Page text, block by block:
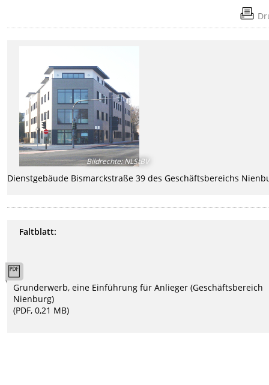
Bildrechte:NLStBV
Dienstgebäude Bismarckstraße 39 des Geschäftsbereichs
Faltblatt:
Grunderwerb, eine Einführung für Anlieger (Geschäftsbereich
Nienburg)
(PDF, 0,21 MB)